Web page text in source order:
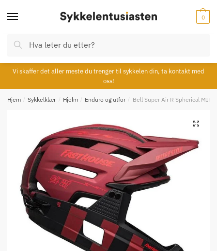
Søk
etter:
Søk
0
Vi skaffer det aller meste du trenger til sykkelen din, ta kontakt med
oss!
Hjem / Sykkelklær / Hjelm / Enduro og utfor / Bell Super Air R Spherical
🔍